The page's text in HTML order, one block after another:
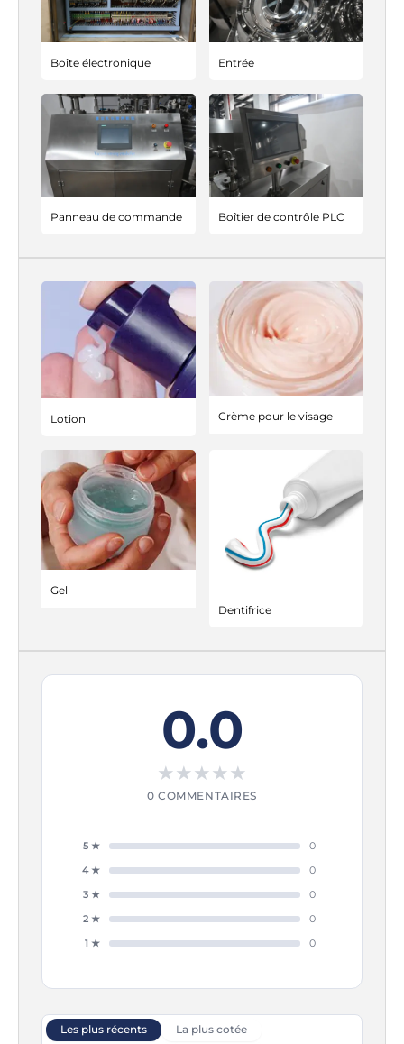
Boîte électronique Entrée
Panneau de commande Boîtier de contrôle PLC
Lotion Crème pour le visage
Gel
Dentifrice
0.0
★★★★★
0 COMMENTAIRES
5 ★
0
4 ★
0
3 ★
0
2 ★
0
1 ★
0
Les plus récents
La plus cotée